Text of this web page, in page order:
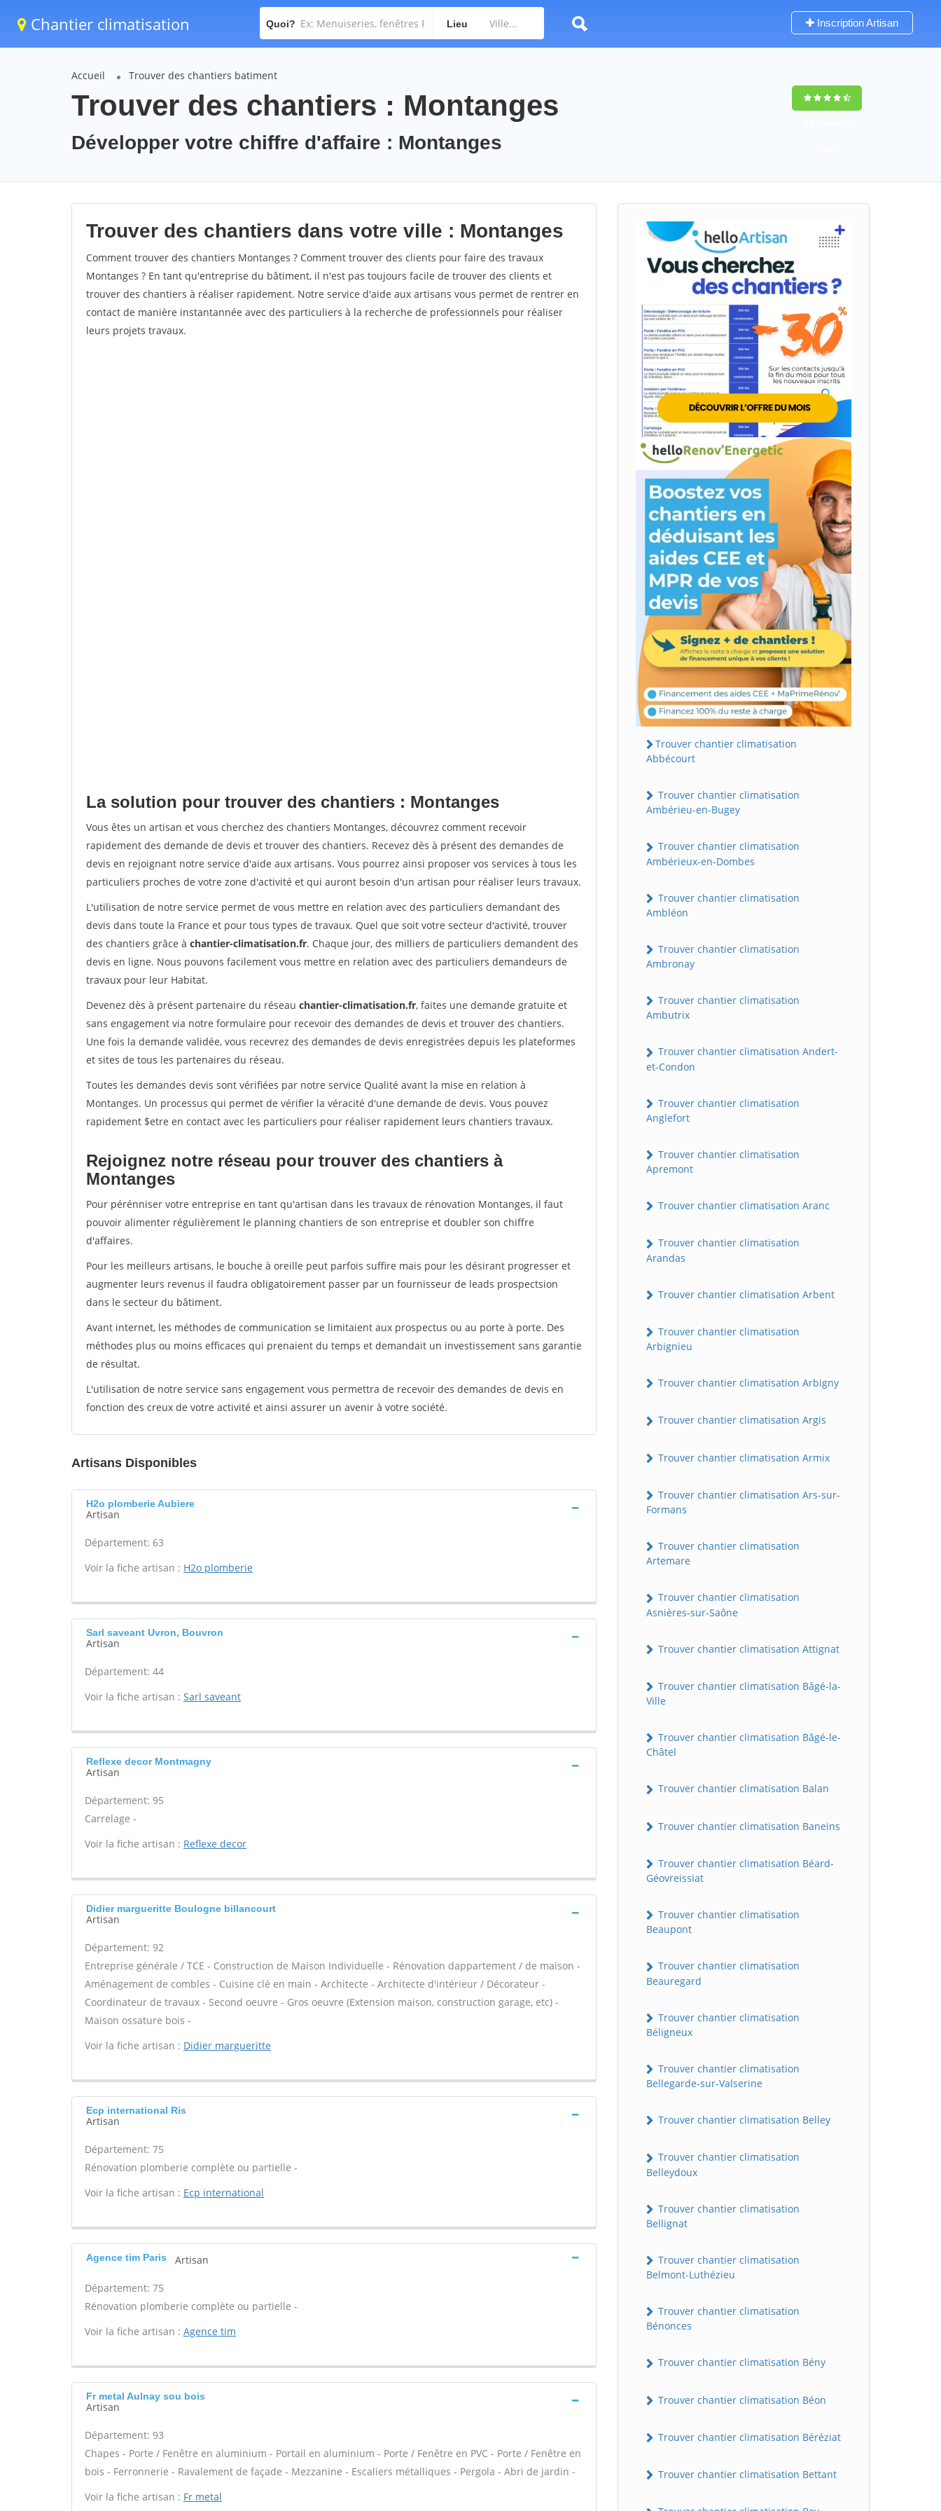
Chantier climatisation Quoi? Lieu Inscription Artisan
Accueil Trouver des chantiers batiment
Trouver des chantiers : Montanges
Développer votre chiffre d'affaire : Montanges
Trouver des chantiers dans votre ville : Montanges
Comment trouver des chantiers Montanges ? Comment trouver des clients pour faire des travaux
Montanges ? En tant qu'entreprise du bâtiment, il n'est pas toujours facile de trouver des clients et
trouver des chantiers à réaliser rapidement. Notre service d'aide aux artisans vous permet de rentrer en
contact de manière instantannée avec des particuliers à la recherche de professionnels pour réaliser
leurs projets travaux.
La solution pour trouver des chantiers : Montanges
Vous êtes un artisan et vous cherchez des chantiers Montanges, découvrez comment recevoir
rapidement des demande de devis et trouver des chantiers. Recevez dès à présent des demandes de
devis en rejoignant notre service d'aide aux artisans. Vous pourrez ainsi proposer vos services à tous les
particuliers proches de votre zone d'activité et qui auront besoin d'un artisan pour réaliser leurs travaux.
L'utilisation de notre service permet de vous mettre en relation avec des particuliers demandant des
devis dans toute la France et pour tous types de travaux. Quel que soit votre secteur d'activité, trouver
des chantiers grâce à chantier-climatisation.fr. Chaque jour, des milliers de particuliers demandent des
devis en ligne. Nous pouvons facilement vous mettre en relation avec des particuliers demandeurs de
travaux pour leur Habitat.
Devenez dès à présent partenaire du réseau chantier-climatisation.fr, faites une demande gratuite et
sans engagement via notre formulaire pour recevoir des demandes de devis et trouver des chantiers.
Une fois la demande validée, vous recevrez des demandes de devis enregistrées depuis les plateformes
et sites de tous les partenaires du réseau.
Toutes les demandes devis sont vérifiées par notre service Qualité avant la mise en relation à
Montanges. Un processus qui permet de vérifier la véracité d'une demande de devis. Vous pouvez
rapidement $etre en contact avec les particuliers pour réaliser rapidement leurs chantiers travaux.
Rejoignez notre réseau pour trouver des chantiers à
Montanges
Pour pérénniser votre entreprise en tant qu'artisan dans les travaux de rénovation Montanges, il faut
pouvoir alimenter régulièrement le planning chantiers de son entreprise et doubler son chiffre
d'affaires.
Pour les meilleurs artisans, le bouche à oreille peut parfois suffire mais pour les désirant progresser et
augmenter leurs revenus il faudra obligatoirement passer par un fournisseur de leads prospectsion
dans le secteur du bâtiment.
Avant internet, les méthodes de communication se limitaient aux prospectus ou au porte à porte. Des
méthodes plus ou moins efficaces qui prenaient du temps et demandait un investissement sans garantie
de résultat.
L'utilisation de notre service sans engagement vous permettra de recevoir des demandes de devis en
fonction des creux de votre activité et ainsi assurer un avenir à votre société.
Artisans Disponibles
H2o plomberie Aubiere
Artisan
Département: 63
Voir la fiche artisan : H2o plomberie
Sarl saveant Uvron, Bouvron
Artisan
Département: 44
Voir la fiche artisan : Sarl saveant
Reflexe decor Montmagny
Artisan
Département: 95
Carrelage -
Voir la fiche artisan : Reflexe decor
Didier margueritte Boulogne billancourt
Artisan
Département: 92
Entreprise générale / TCE - Construction de Maison Individuelle - Rénovation dappartement / de maison -
Aménagement de combles - Cuisine clé en main - Architecte - Architecte d'intérieur / Décorateur -
Coordinateur de travaux - Second oeuvre - Gros oeuvre (Extension maison, construction garage, etc) -
Maison ossature bois -
Voir la fiche artisan : Didier margueritte
Ecp international Ris
Artisan
Département: 75
Rénovation plomberie complète ou partielle -
Voir la fiche artisan : Ecp international
Agence tim Paris Artisan
Département: 75
Rénovation plomberie complète ou partielle -
Voir la fiche artisan : Agence tim
Fr metal Aulnay sou bois
Artisan
Département: 93
Chapes - Porte / Fenêtre en aluminium - Portail en aluminium - Porte / Fenêtre en PVC - Porte / Fenêtre en
bois - Ferronnerie - Ravalement de façade - Mezzanine - Escaliers métalliques - Pergola - Abri de jardin -
Voir la fiche artisan : Fr metal
Trouver chantier climatisation
Abbécourt
Trouver chantier climatisation
Ambérieu-en-Bugey
Trouver chantier climatisation
Ambérieux-en-Dombes
Trouver chantier climatisation
Ambléon
Trouver chantier climatisation
Ambronay
Trouver chantier climatisation
Ambutrix
Trouver chantier climatisation Andert-
et-Condon
Trouver chantier climatisation
Anglefort
Trouver chantier climatisation
Apremont
Trouver chantier climatisation Aranc
Trouver chantier climatisation
Arandas
Trouver chantier climatisation Arbent
Trouver chantier climatisation
Arbignieu
Trouver chantier climatisation Arbigny
Trouver chantier climatisation Argis
Trouver chantier climatisation Armix
Trouver chantier climatisation Ars-sur-
Formans
Trouver chantier climatisation
Artemare
Trouver chantier climatisation
Asnières-sur-Saône
Trouver chantier climatisation Attignat
Trouver chantier climatisation Bâgé-la-
Ville
Trouver chantier climatisation Bâgé-le-
Châtel
Trouver chantier climatisation Balan
Trouver chantier climatisation Baneins
Trouver chantier climatisation Béard-
Géovreissiat
Trouver chantier climatisation
Beaupont
Trouver chantier climatisation
Beauregard
Trouver chantier climatisation
Béligneux
Trouver chantier climatisation
Bellegarde-sur-Valserine
Trouver chantier climatisation Belley
Trouver chantier climatisation
Belleydoux
Trouver chantier climatisation
Bellignat
Trouver chantier climatisation
Belmont-Luthézieu
Trouver chantier climatisation
Bénonces
Trouver chantier climatisation Bény
Trouver chantier climatisation Béon
Trouver chantier climatisation Béréziat
Trouver chantier climatisation Bettant